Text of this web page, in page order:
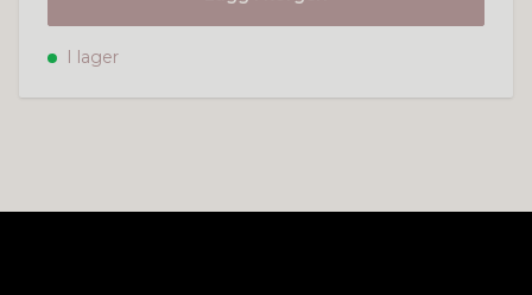
I lager